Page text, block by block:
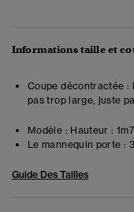
Informations taille et
Coupe décontractée :
pas trop large, juste
Modèle : Hauteur :
Le mannequin porte :
Guide Des Tailles